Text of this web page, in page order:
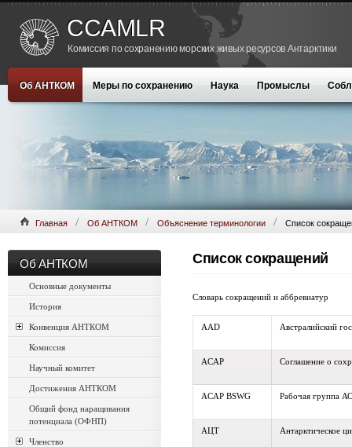
CCAMLR
Комиссия по сохранению морских живых ресурсов Антарктики
Об АНТКОМ Меры по сохранению Наука Промыслы
Главная Об АНТКОМ Объяснение терминологии Список
Об АНТКОМ
Основные документы
История
Конвенция АНТКОМ
Комиссия
Научный комитет
Достижения АНТКОМ
Общий фонд наращивания
потенциала (ОФНП)
Членство
Список сокращений
Словарь сокращений и аббревиатур
AAD Австралийский
ACAP Соглашение о
ACAP BSWG Рабочая группа
АЦТ Антарктическое